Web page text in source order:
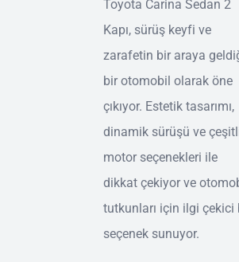
Toyota Carina Sedan 2
Kapı, sürüş keyfi ve
zarafetin bir araya
bir otomobil olarak öne
çıkıyor. Estetik tasarımı,
dinamik sürüşü ve
motor seçenekleri ile
dikkat çekiyor ve
tutkunları için ilgi çekici
seçenek sunuyor.